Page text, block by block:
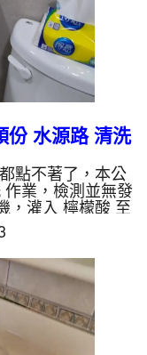
份 水源路 清洗
點不著了，本公
業，檢測並無發
，灌入 檸檬酸 至
機 ，啟動 螺旋
顏色越來越深，
熱水出水量恢復
產生鐵鏽跟泥沙
地下水含有氧化
的水會跟石油一
面有銅的物質，
的...